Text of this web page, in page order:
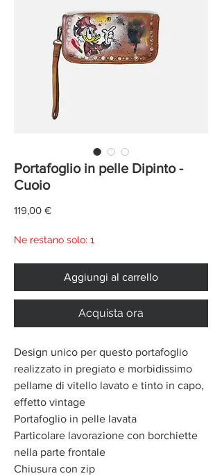
Portafoglio in pelle Dipinto -
Cuoio
119,00 €Prezzo
Ne restano solo: 1
Aggiungi al carrello
Acquista ora
Design unico per questo portafoglio
realizzato in pregiato e morbidissimo
pellame di vitello lavato e tinto in capo,
effetto vintage
Portafoglio in pelle lavata
Particolare lavorazione con borchiette
nella parte frontale
Chiusura con zip